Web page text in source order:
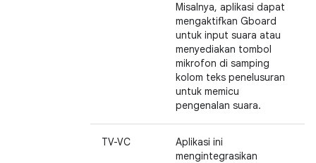
Misalnya, aplikasi dapat
mengaktifkan Gboard
untuk input suara atau
menyediakan tombol
mikrofon di samping
kolom teks penelusuran
untuk memicu
pengenalan suara.
TV-VC
Aplikasi ini
mengintegrasikan